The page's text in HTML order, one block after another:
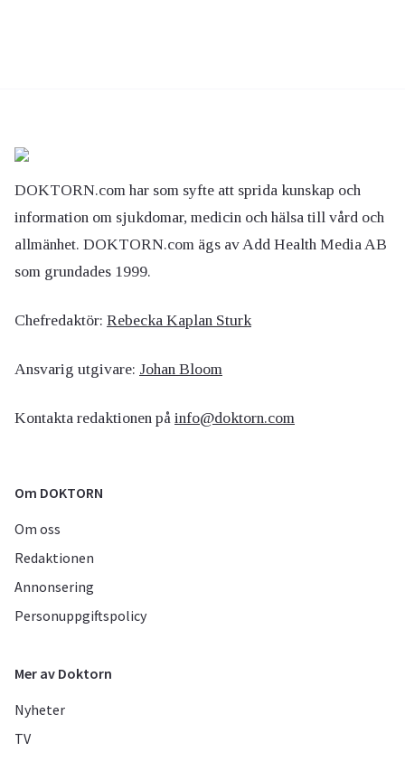
DOKTORN.com har som syfte att sprida kunskap och
information om sjukdomar, medicin och hälsa till vård och
allmänhet. DOKTORN.com ägs av Add Health Media AB
som grundades 1999.
Chefredaktör: Rebecka Kaplan Sturk
Ansvarig utgivare: Johan Bloom
Kontakta redaktionen på info@doktorn.com
Om DOKTORN
Om oss
Redaktionen
Annonsering
Personuppgiftspolicy
Mer av Doktorn
Nyheter
TV